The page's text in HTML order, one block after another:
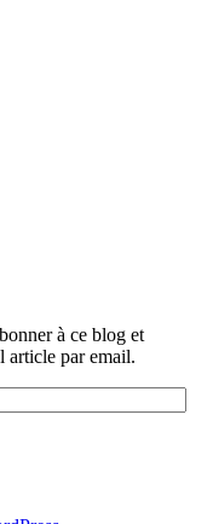
à ce blog et
article par email.